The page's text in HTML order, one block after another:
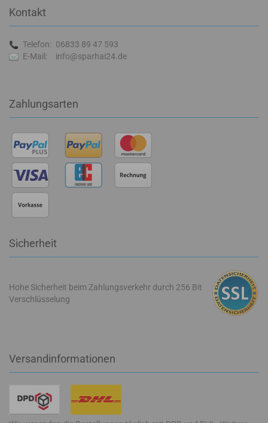
Kontakt
Telefon: 06833 89 47 593
E-Mail:
info@sparhai24.de
Zahlungsarten
Sicherheit
Hohe Sicherheit beim Zahlungsverkehr durch 256 Bit
Verschlüsselung
Versandinformationen